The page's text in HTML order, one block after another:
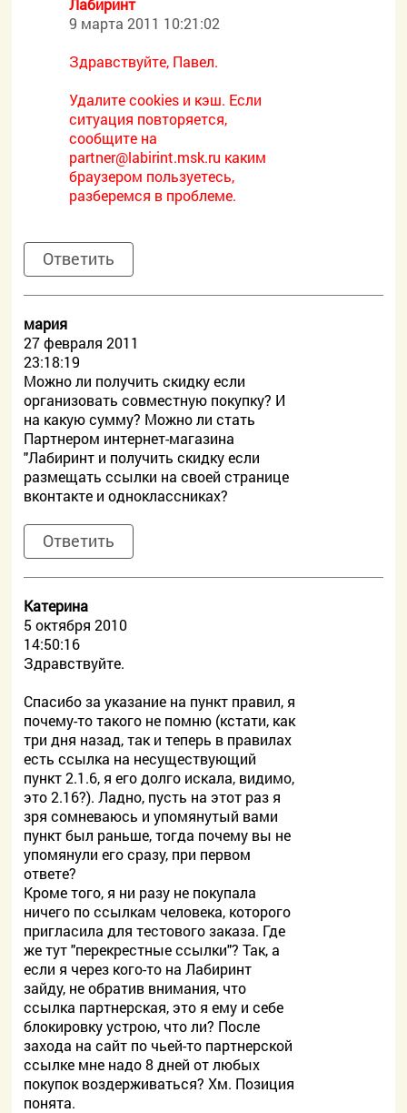
Лабиринт
9 марта 2011 10:21:02
Здравствуйте, Павел.
Удалите cookies и кэш. Если
ситуация повторяется,
сообщите на
partner@labirint.msk.ru каким
браузером пользуетесь,
разберемся в проблеме.
Ответить
мария
27 февраля 2011
23:18:19
Можно ли получить скидку если
организовать совместную покупку? И
на какую сумму? Можно ли стать
Партнером интернет-магазина
"Лабиринт и получить скидку если
размещать ссылки на своей странице
вконтакте и одноклассниках?
Ответить
Катерина
5 октября 2010
14:50:16
Здравствуйте.
Спасибо за указание на пункт правил, я
почему-то такого не помню (кстати, как
три дня назад, так и теперь в правилах
есть ссылка на несуществующий
пункт 2.1.6, я его долго искала, видимо,
это 2.16?). Ладно, пусть на этот раз я
зря сомневаюсь и упомянутый вами
пункт был раньше, тогда почему вы не
упомянули его сразу, при первом
ответе?
Кроме того, я ни разу не покупала
ничего по ссылкам человека, которого
пригласила для тестового заказа. Где
же тут "перекрестные ссылки"? Так, а
если я через кого-то на Лабиринт
зайду, не обратив внимания, что
ссылка партнерская, это я ему и себе
блокировку устрою, что ли? После
захода на сайт по чьей-то партнерской
ссылке мне надо 8 дней от любых
покупок воздерживаться? Хм. Позиция
понята.